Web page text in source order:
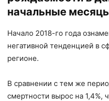
начальные
Начало 2018-го года
негативной тенденцией в
регионе.
В сравнении с тем же
смертности вырос на 1,4%,